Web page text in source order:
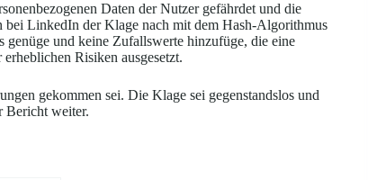
Daten der Nutzer gefährdet und die
LinkedIn der Klage nach mit dem Hash-Algorithmus
genüge und keine Zufallswerte hinzufüge, die eine
Risiken ausgesetzt.
gekommen sei. Die Klage sei gegenstandslos und
Bericht weiter.